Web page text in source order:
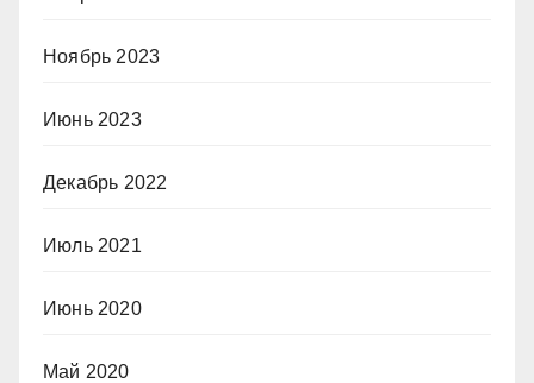
Ноябрь 2023
Июнь 2023
Декабрь 2022
Июль 2021
Июнь 2020
Май 2020